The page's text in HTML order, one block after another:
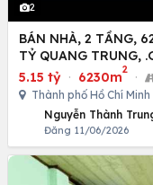
2
BÁN NHÀ, 2 TẦNG,
TỶ QUANG TRUNG,
5.15 tỷ · 6230m
2
·
Thành phố Hồ Chí Minh
Nguyễn Thành
Đăng 11/06/2026